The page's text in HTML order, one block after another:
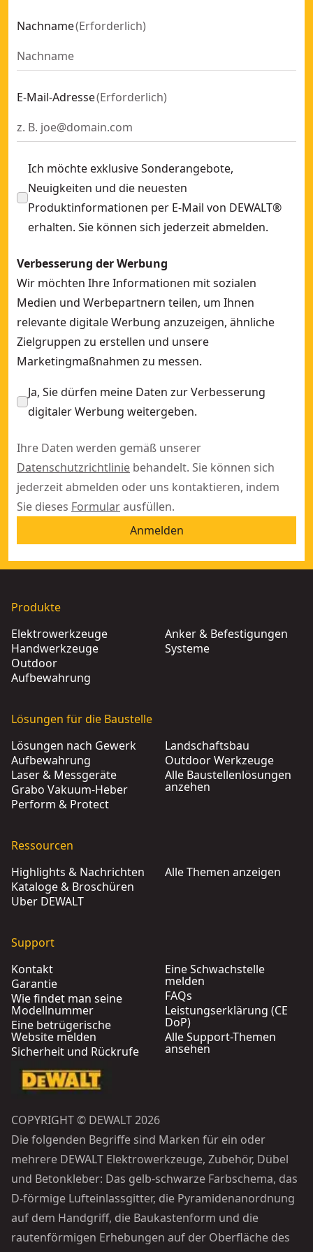
Linienlaser mit Entfernungsmesser (Set)
3x360 Multilinien Laser Grün als Basisversion, kompatibel
Rotationslaser, gruen- SKU:DCE080D1GS-QW
18 V Vollautomatischer Rotationslaser
Nachname(Erforderlich)
E-Mail-Adresse(Erforderlich)
Ich möchte exklusive Sonderangebote,
Neuigkeiten und die neuesten
Produktinformationen per E-Mail von DEWALT®
erhalten. Sie können sich jederzeit abmelden.
Verbesserung der Werbung
Wir möchten Ihre Informationen mit sozialen
Medien und Werbepartnern teilen, um Ihnen
relevante digitale Werbung anzuzeigen, ähnliche
Zielgruppen zu erstellen und unsere
Marketingmaßnahmen zu messen.
Ja, Sie dürfen meine Daten zur Verbesserung
digitaler Werbung weitergeben.
Ihre Daten werden gemäß unserer
Datenschutzrichtlinie behandelt. Sie können sich
jederzeit abmelden oder uns kontaktieren, indem
Sie dieses Formularausfüllen.
Anmelden
Produkte
Elektrowerkzeuge
Handwerkzeuge
Outdoor
Aufbewahrung
Anker & Befestigungen
Systeme
Lösungen für die Baustelle
Lösungen nach Gewerk
Aufbewahrung
Laser & Messgeräte
Grabo Vakuum-Heber
Perform & Protect
Landschaftsbau
Outdoor Werkzeuge
Alle Baustellenlösungen
anzehen
Ressourcen
Highlights & Nachrichten
Kataloge & Broschüren
Über DEWALT
Alle Themen anzeigen
Support
Kontakt
Garantie
Wie findet man seine
Modellnummer
Eine betrügerische
Website melden
Sicherheit und Rückrufe
Eine Schwachstelle
melden
FAQs
Leistungserklärung (CE
DoP)
Alle Support-Themen
ansehen
COPYRIGHT © DEWALT 2026
Die folgenden Begriffe sind Marken für ein oder
mehrere DEWALT Elektrowerkzeuge, Zubehör, Dübel
und Betonkleber: Das gelb-schwarze Farbschema, das
D-förmige Lufteinlassgitter, die Pyramidenanordnung
auf dem Handgriff, die Baukastenform und die
rautenförmigen Erhebungen auf der Oberfläche des